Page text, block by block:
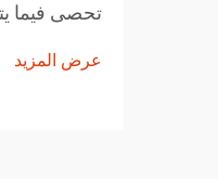
تحصى فيما
التغيرات
عرض المزيد